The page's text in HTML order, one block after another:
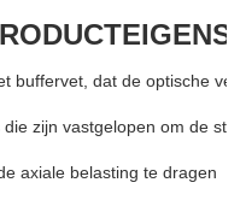
buffervet, dat de optische
zijn vastgelopen om de
axiale belasting te dragen